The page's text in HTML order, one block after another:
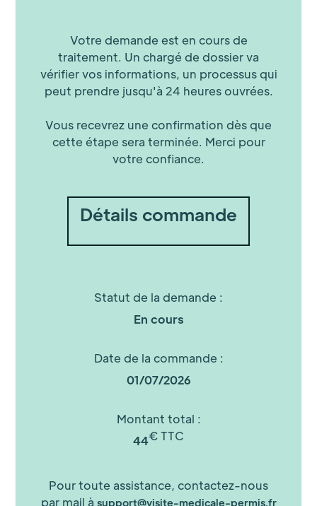
Votre demande est en cours de
traitement. Un chargé de dossier va
vérifier vos informations, un processus qui
peut prendre jusqu'à 24 heures ouvrées.
Vous recevrez une confirmation dès que
cette étape sera terminée. Merci pour
votre confiance.
Détails commande
Statut de la demande :
En cours
Date de la commande :
01/07/2026
Montant total :
44€ TTC
Pour toute assistance, contactez-nous
par mail à support@visite-medicale-permis.fr